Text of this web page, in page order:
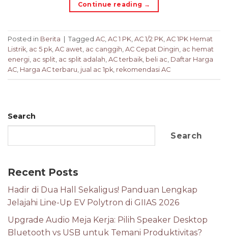
Continue reading →
Posted in Berita Tagged AC, AC 1 PK, AC 1/2 PK, AC 1PK Hemat
Listrik, ac 5 pk, AC awet, ac canggih, AC Cepat Dingin, ac hemat
energi, ac split, ac split adalah, AC terbaik, beli ac, Daftar Harga
AC, Harga AC terbaru, jual ac 1pk, rekomendasi AC
Search
Search
Recent Posts
Hadir di Dua Hall Sekaligus! Panduan Lengkap
Jelajahi Line-Up EV Polytron di GIIAS 2026
Upgrade Audio Meja Kerja: Pilih Speaker Desktop
Bluetooth vs USB untuk Temani Produktivitas?